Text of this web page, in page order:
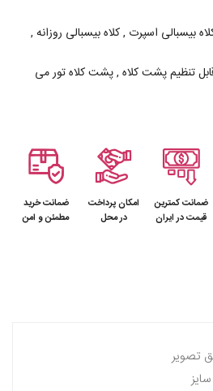
بیسبالی اسپرت , کلاه بیسبالی روزانه ,
تنظیم پشت کلاه , پشت کلاه تور می
ضمانت کمترین
قیمت در ایران
امکان پرداخت
در محل
ضمانت خرید
مطمئن و امن
تصویر